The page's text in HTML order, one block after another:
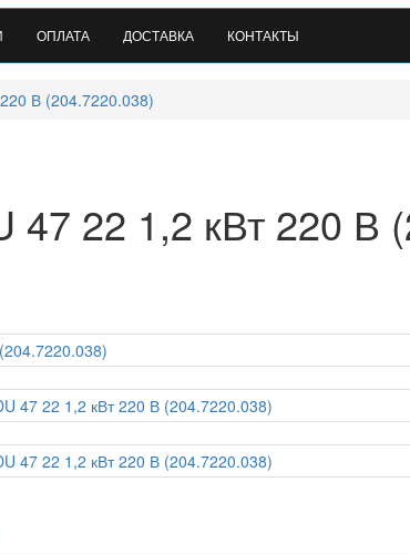
ОПЛАТА ДОСТАВКА КОНТАКТЫ
В (204.7220.038)
47 22 1,2 кВт 220 В